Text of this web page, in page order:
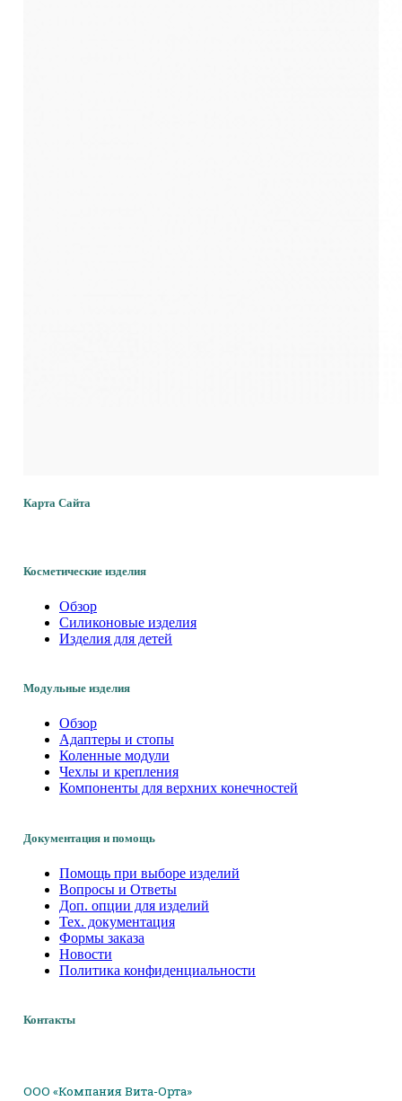
Карта Сайта
Косметические изделия
Обзор
Силиконовые изделия
Изделия для детей
Модульные изделия
Обзор
Адаптеры и стопы
Коленные модули
Чехлы и крепления
Компоненты для верхних конечностей
Документация и помощь
Помощь при выборе изделий
Вопросы и Ответы
Доп. опции для изделий
Тех. документация
Формы заказа
Новости
Политика конфиденциальности
Контакты
ООО «Компания Вита-Орта»